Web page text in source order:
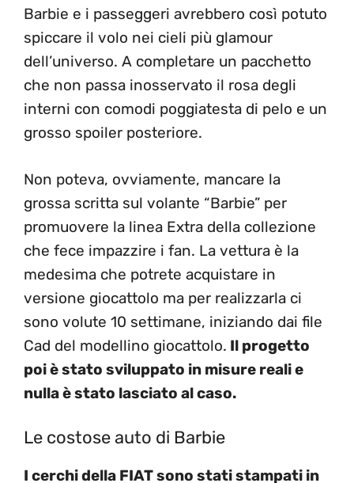
Barbie e i passeggeri avrebbero così potuto
spiccare il volo nei cieli più glamour
dell’universo. A completare un pacchetto
che non passa inosservato il rosa degli
interni con comodi poggiatesta di pelo e un
grosso spoiler posteriore.
Non poteva, ovviamente, mancare la
grossa scritta sul volante “Barbie” per
promuovere la linea Extra della collezione
che fece impazzire i fan. La vettura è la
medesima che potrete acquistare in
versione giocattolo ma per realizzarla ci
sono volute 10 settimane, iniziando dai file
Cad del modellino giocattolo. Il progetto
poi è stato sviluppato in misure reali e
nulla è stato lasciato al caso.
Le costose auto di Barbie
I cerchi della FIAT sono stati stampati in